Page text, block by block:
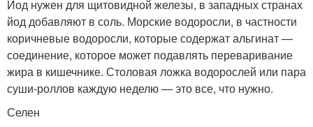
Йод нужен для щитовидной железы, в западных странах
йод добавляют в соль. Морские водоросли, в частности
коричневые водоросли, которые содержат альгинат —
соединение, которое может подавлять переваривание
жира в кишечнике. Столовая ложка водорослей или пара
суши-роллов каждую неделю — это все, что нужно.
Селен